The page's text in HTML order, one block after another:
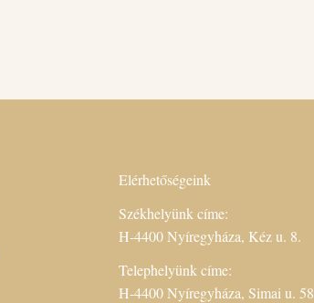
Elérhetőségeink
Székhelyünk címe:
H-4400 Nyíregyháza, Kéz u. 8.
Telephelyünk címe:
H-4400 Nyíregyháza, Simai u.